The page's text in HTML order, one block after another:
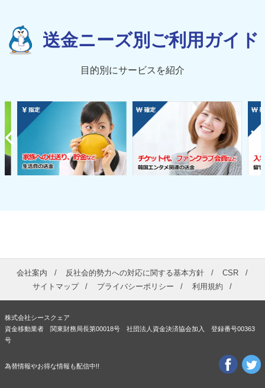
送金ニーズ別ご利用ガイド
目的別にサービスを紹介
会社案内 反社会的勢力への対応に関する基本方針
CSR
サイトマップ
プライバシーポリシー 利用規約
株式会社シースクェア
資金移動業者 関東財務局長第00018号 社団法人資金決済協会加入 登録番号00363
号
為替情報やお得な情報も配信中!!